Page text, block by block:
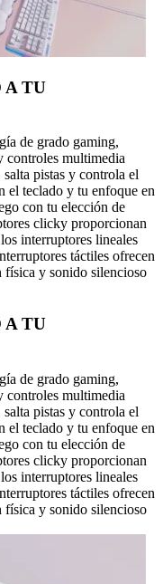
A TU
de grado gaming,
controles multimedia
pistas y controla el
el teclado y tu enfoque en
con tu elección de
clicky proporcionan
interruptores lineales
táctiles ofrecen
y sonido silencioso
A TU
de grado gaming,
controles multimedia
pistas y controla el
el teclado y tu enfoque en
con tu elección de
clicky proporcionan
interruptores lineales
táctiles ofrecen
y sonido silencioso